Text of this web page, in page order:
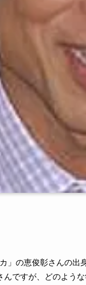
」の恵俊彰さんの
んですが、どのよう